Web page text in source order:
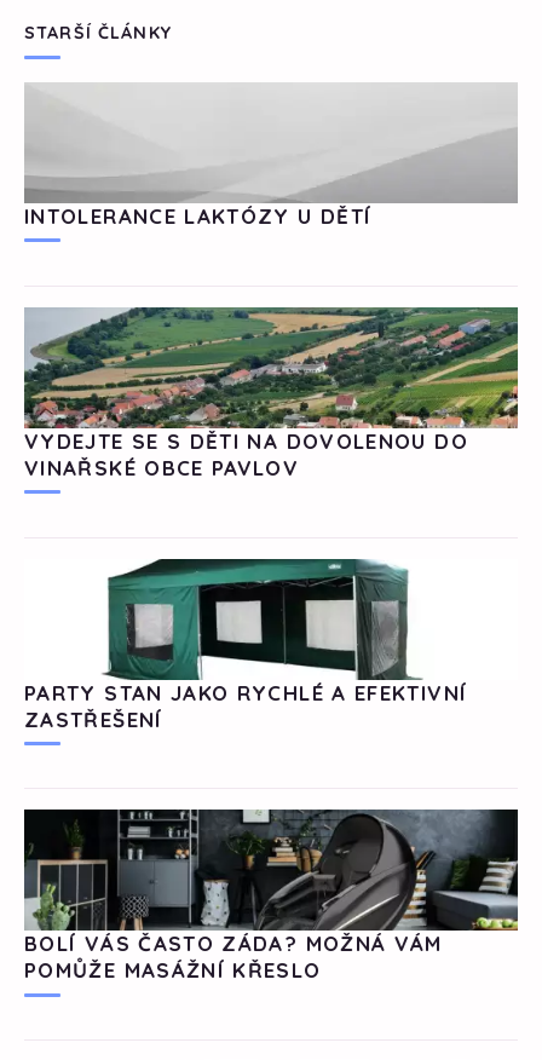
STARŠÍ ČLÁNKY
INTOLERANCE LAKTÓZY U DĚTÍ
VYDEJTE SE S DĚTI NA DOVOLENOU DO
VINAŘSKÉ OBCE PAVLOV
PARTY STAN JAKO RYCHLÉ A EFEKTIVNÍ
ZASTŘEŠENÍ
BOLÍ VÁS ČASTO ZÁDA? MOŽNÁ VÁM
POMŮŽE MASÁŽNÍ KŘESLO